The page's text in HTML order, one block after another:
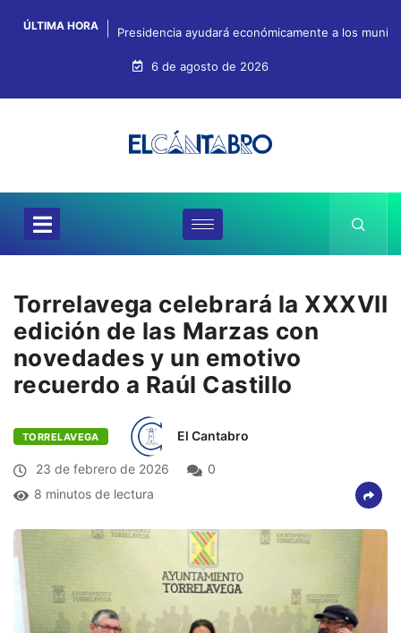
ÚLTIMA HORA Presidencia ayudará económicamente a los
6 de agosto de 2026
Torrelavega celebrará la XXXVII
edición de las Marzas con
novedades y un emotivo
recuerdo a Raúl Castillo
TORRELAVEGA El Cantabro
23 de febrero de 2026
0
8 minutos de lectura